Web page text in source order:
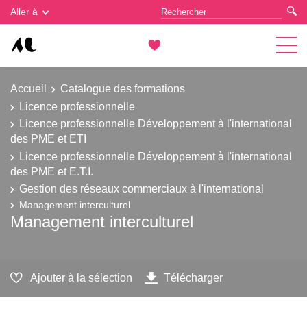
Aller à
Accueil
Catalogue des formations
Licence professionnelle
Licence professionnelle Développement à l'international
des PME et ETI
Licence professionnelle Développement à l'international
des PME et E.T.I.
Gestion des réseaux commerciaux à l'international
Management interculturel
Management interculturel
Ajouter à la sélection Télécharger
Gestion des cookies